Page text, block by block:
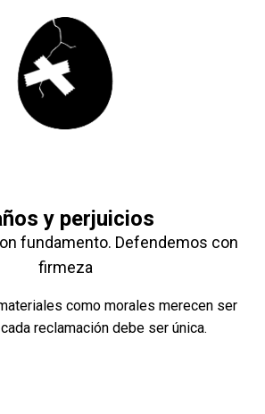
y perjuicios
fundamento. Defendemos con
firmeza
como morales merecen ser
reclamación debe ser única.